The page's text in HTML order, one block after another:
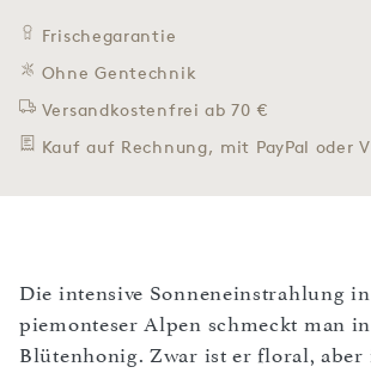
Frischegarantie
Ohne Gentechnik
Versandkostenfrei ab 70 €
Kauf auf Rechnung, mit PayPal oder
Die intensive Sonneneinstrahlung
piemonteser Alpen schmeckt man
Blütenhonig. Zwar ist er floral, aber